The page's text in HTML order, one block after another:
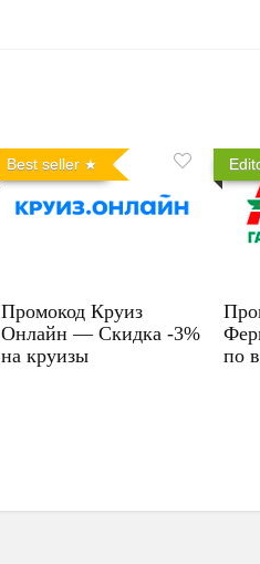
Best seller
Промокод Круиз
Онлайн — Скидка -3%
на круизы
по